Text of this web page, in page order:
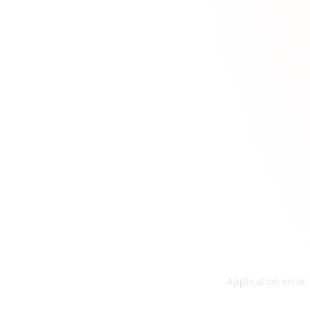
Application